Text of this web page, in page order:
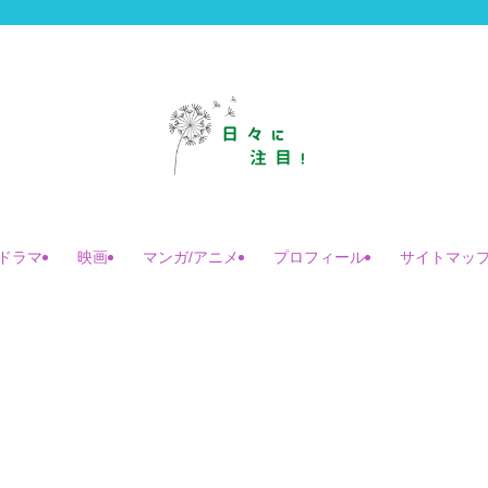
ドラマ 映画 マンガ/アニメ プロフィール サイトマッ